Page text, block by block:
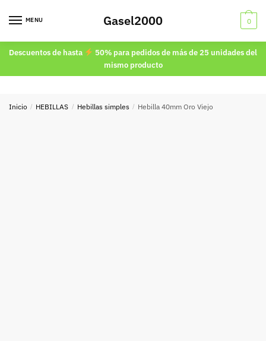
MENU Gasel2000 0
Descuentos de hasta
50% para pedidos de más de 25 unidades del
mismo producto
Inicio / HEBILLAS / Hebillas simples / Hebilla 40mm Oro Viejo